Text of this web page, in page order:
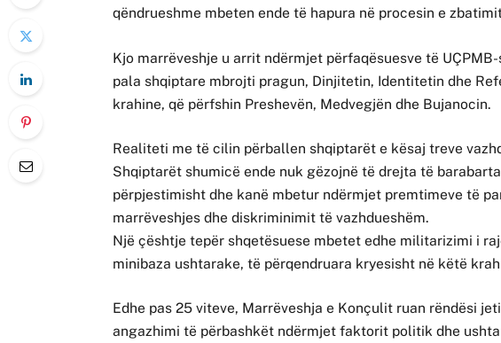
qëndrueshme mbeten ende të hapura në procesin e
Kjo marrëveshje u arrit ndërmjet përfaqësuesve të
pala shqiptare mbrojti pragun, Dinjitetin, Identitetin dhe
krahine, që përfshin Preshevën, Medvegjën dhe Bujanocin.
Realiteti me të cilin përballen shqiptarët e kësaj treve
Shqiptarët shumicë ende nuk gëzojnë të drejta të
përpjestimisht dhe kanë mbetur ndërmjet premtimeve të
marrëveshjes dhe diskriminimit të vazhdueshëm.
Një çështje tepër shqetësuese mbetet edhe militarizimi i
minibaza ushtarake, të përqendruara kryesisht në këtë
Edhe pas 25 viteve, Marrëveshja e Konçulit ruan rëndësi
angazhimi të përbashkët ndërmjet faktorit politik dhe